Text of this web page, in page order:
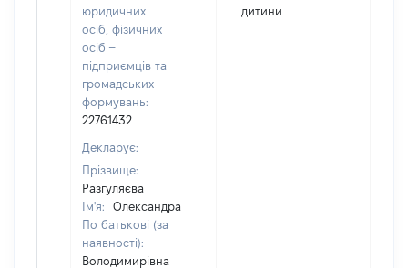
юридичних
осіб, фізичних
осіб –
підприємців та
громадських
формувань:
22761432
Декларує:
Прізвище:
Разгуляєва
Ім'я:
Олександра
По батькові (за
наявності):
Володимирівна
дитини